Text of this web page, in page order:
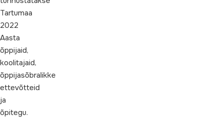
Tartumaa
2022
Aasta
õppijaid,
koolitajaid,
õppijasõbralikke
ettevõtteid
ja
õpitegu.